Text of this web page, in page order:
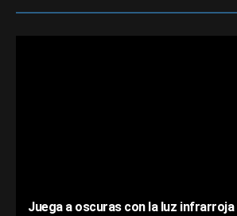
Juega a oscuras con la luz infrarroja